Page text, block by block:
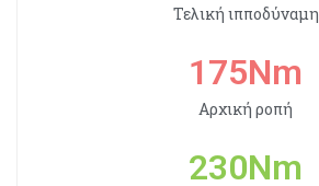
Τελική ιπποδύναμη
Αρχική ροπή
175Nm
230Nm